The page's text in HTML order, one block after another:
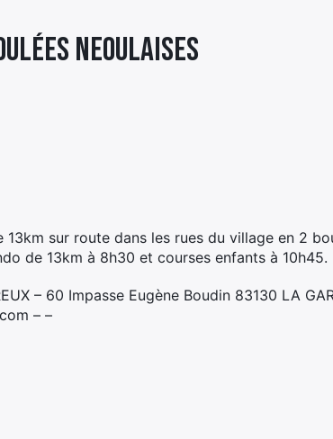
NEOULAISES
13km sur route dans les rues du village en 2
de 13km à 8h30 et courses enfants à 10h45.
– 60 Impasse Eugène Boudin 83130 LA
– –